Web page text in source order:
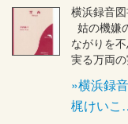
横浜録音
姑の機嫌
ながりを
実る万両
»横浜録
梶けいこ